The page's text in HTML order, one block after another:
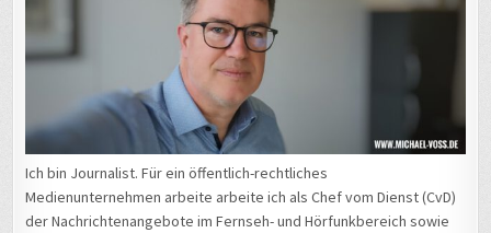
Ich bin Journalist. Für ein öffentlich-rechtliches
Medienunternehmen arbeite arbeite ich als Chef vom Dienst (CvD)
der Nachrichtenangebote im Fernseh- und Hörfunkbereich sowie